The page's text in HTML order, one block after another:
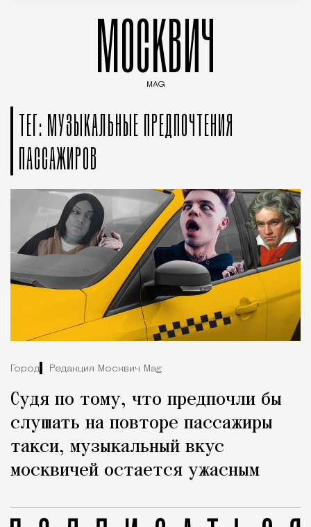
МОСКВИЧ
MAG
ТЕГ: МУЗЫКАЛЬНЫЕ ПРЕДПОЧТЕНИЯ
ПАССАЖИРОВ
Город Редакция Москвич Mag
Судя по тому, что предпочли бы
слушать на повторе пассажиры
такси, музыкальный вкус
москвичей остается ужасным